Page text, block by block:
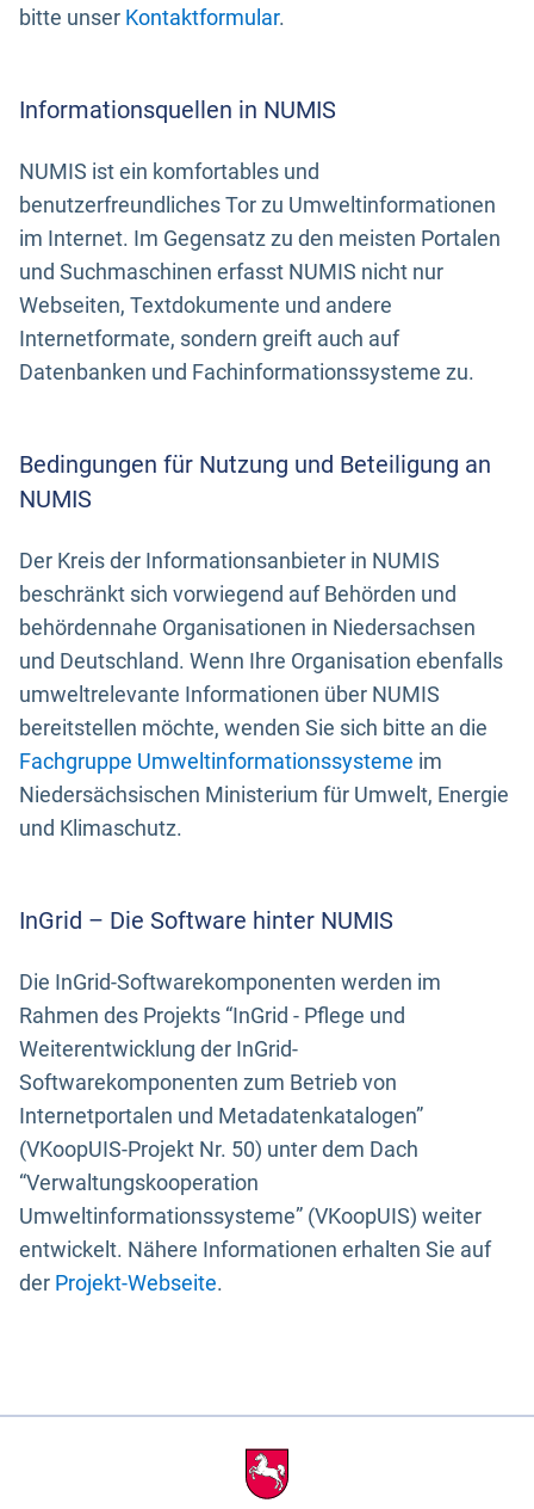
bitte unser Kontaktformular.
Informationsquellen in NUMIS
NUMIS ist ein komfortables und
benutzerfreundliches Tor zu Umweltinformationen
im Internet. Im Gegensatz zu den meisten Portalen
und Suchmaschinen erfasst NUMIS nicht nur
Webseiten, Textdokumente und andere
Internetformate, sondern greift auch auf
Datenbanken und Fachinformationssysteme zu.
Bedingungen für Nutzung und Beteiligung an
NUMIS
Der Kreis der Informationsanbieter in NUMIS
beschränkt sich vorwiegend auf Behörden und
behördennahe Organisationen in Niedersachsen
und Deutschland. Wenn Ihre Organisation ebenfalls
umweltrelevante Informationen über NUMIS
bereitstellen möchte, wenden Sie sich bitte an die
Fachgruppe Umweltinformationssysteme im
Niedersächsischen Ministerium für Umwelt, Energie
und Klimaschutz.
InGrid – Die Software hinter NUMIS
Die InGrid-Softwarekomponenten werden im
Rahmen des Projekts “InGrid - Pflege und
Weiterentwicklung der InGrid-
Softwarekomponenten zum Betrieb von
Internetportalen und Metadatenkatalogen”
(VKoopUIS-Projekt Nr. 50) unter dem Dach
“Verwaltungskooperation
Umweltinformationssysteme” (VKoopUIS) weiter
entwickelt. Nähere Informationen erhalten Sie auf
der Projekt-Webseite.